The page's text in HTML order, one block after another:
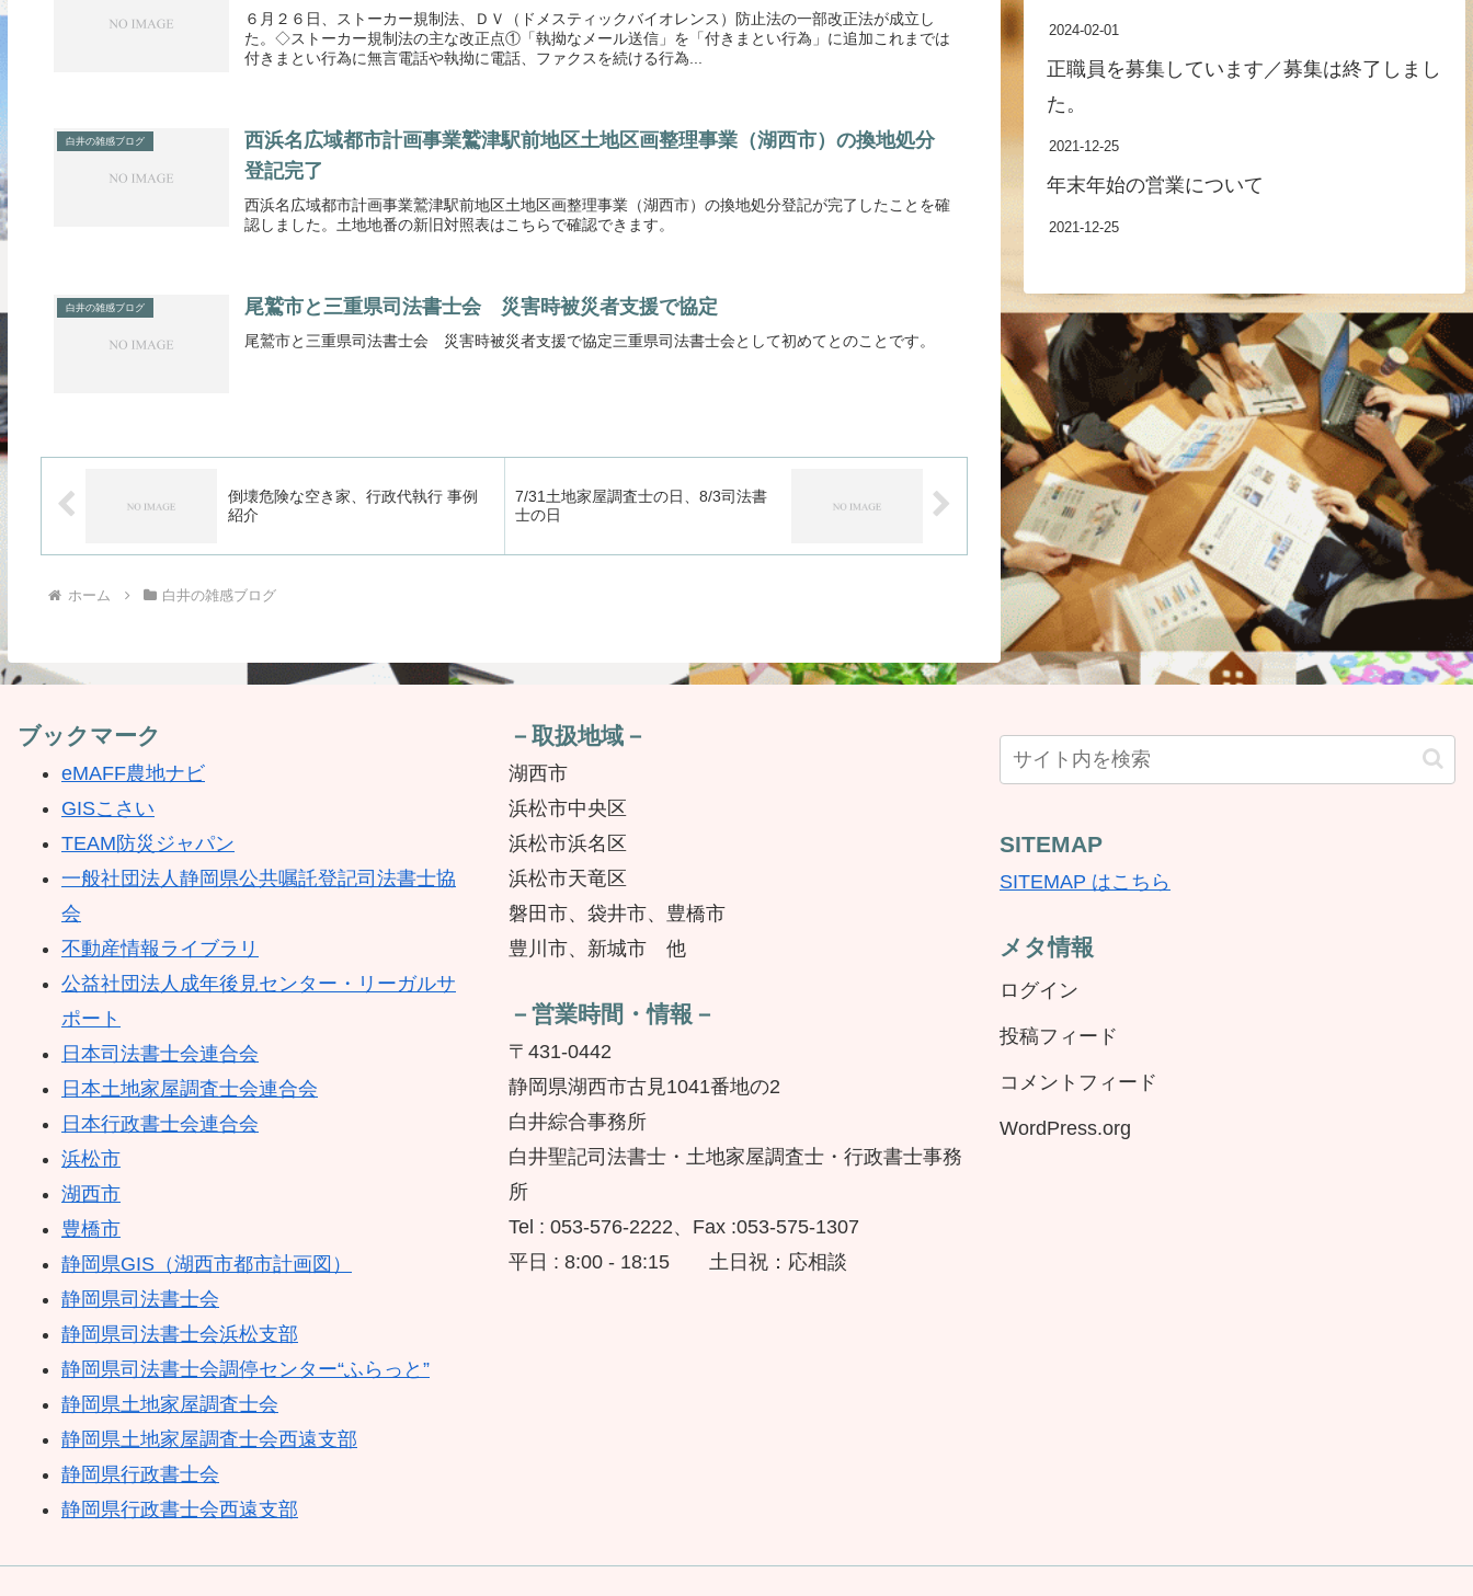
６月２６日、ストーカー規制法、ＤＶ（ドメスティックバイオレンス）防止法の一部改正法が成立し
た。◇ストーカー規制法の主な改正点①「執拗なメール送信」を「付きまとい行為」に追加これまでは
付きまとい行為に無言電話や執拗に電話、ファクスを続ける行為...
白井の雑感ブログ
西浜名広域都市計画事業鷲津駅前地区土地区画整理事業（湖西市）の換地処分
登記完了
西浜名広域都市計画事業鷲津駅前地区土地区画整理事業（湖西市）の換地処分登記が完了したことを確
認しました。土地地番の新旧対照表はこちらで確認できます。
白井の雑感ブログ 尾鷲市と三重県司法書士会 災害時被災者支援で協定
尾鷲市と三重県司法書士会 災害時被災者支援で協定三重県司法書士会として初めてとのことです。
倒壊危険な空き家、行政代執行 事例
紹介
7/31土地家屋調査士の日、8/3司法書
士の日
ホーム 白井の雑感ブログ
2024-02-01
正職員を募集しています／募集は終了しまし
た。
2021-12-25
年末年始の営業について
2021-12-25
ブックマーク
eMAFF農地ナビ
GISこさい
TEAM防災ジャパン
一般社団法人静岡県公共嘱託登記司法書士協
会
不動産情報ライブラリ
公益社団法人成年後見センター・リーガルサ
ポート
日本司法書士会連合会
日本土地家屋調査士会連合会
日本行政書士会連合会
浜松市
湖西市
豊橋市
静岡県GIS（湖西市都市計画図）
静岡県司法書士会
静岡県司法書士会浜松支部
静岡県司法書士会調停センター“ふらっと”
静岡県土地家屋調査士会
静岡県土地家屋調査士会西遠支部
静岡県行政書士会
静岡県行政書士会西遠支部
－取扱地域－
湖西市
浜松市中央区
浜松市浜名区
浜松市天竜区
磐田市、袋井市、豊橋市
豊川市、新城市 他
－営業時間・情報－
〒431-0442
静岡県湖西市古見1041番地の2
白井綜合事務所
白井聖記司法書士・土地家屋調査士・行政書士事務
所
Tel : 053-576-2222、Fax :053-575-1307
平日 : 8:00 - 18:15 土日祝：応相談
SITEMAP
SITEMAP はこちら
メタ情報
ログイン
投稿フィード
コメントフィード
WordPress.org